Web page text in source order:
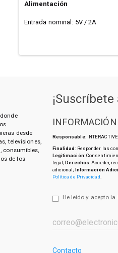
Alimentación
Entrada nominal: 5V / 2A
desde
televisiones,
consumibles,
de los
Responsable:
Finalidad: Responder las
Legitimación:
legal;Derechos: Acceder,
adicional; Información
Política de Privacidad.
He leído y acepto la
Contacto